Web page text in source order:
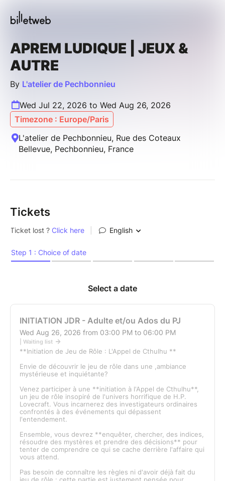
APREM LUDIQUE | JEUX &
AUTRE
By L'atelier de Pechbonnieu
Wed Jul 22, 2026 to Wed Aug 26, 2026
Timezone : Europe/Paris
L'atelier de Pechbonnieu, Rue des Coteaux
Bellevue, Pechbonnieu, France
Tickets